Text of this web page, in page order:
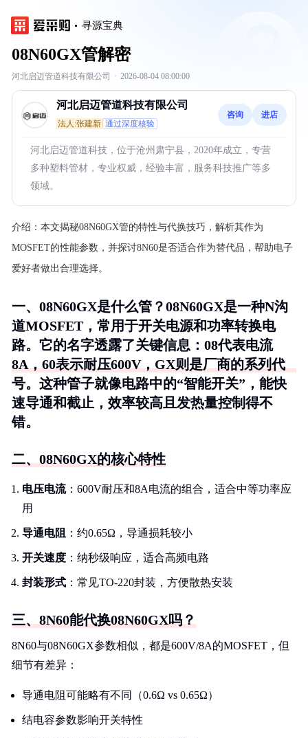
寻源宝典
08N60GX管解密
河北启迈管道科技有限公司 · 2026-08-04 08:00:00
河北启迈管道科技有限公司
法人:张建新 通过深度核验
咨询 进店
河北启迈管道科技，位于沧州肃宁县，2020年成立，专营
多种塑料管材，专业权威，经验丰富，服务科技推广等多
领域。
介绍： 本文揭秘08N60GX管的特性与代换技巧，解析其作为
MOSFET的性能参数，并探讨8N60是否适合作为替代品，帮助电子
爱好者做出合理选择。
一、08N60GX是什么管？08N60GX是一种N沟
道MOSFET，常用于开关电源和功率转换电
路。它的名字透露了关键信息：08代表电流
8A，60表示耐压600V，GX则是厂商的系列代
号。这种管子就像电路中的“智能开关”，能快
速导通和截止，效率较高且发热量控制得不
错。
二、08N60GX的核心特性
电压电流：600V耐压和8A电流的组合，适合中等功率应
用
导通电阻 ：约0.65Ω，导通损耗较小
开关速度 ：纳秒级响应，适合高频电路
封装形式 ：常见TO-220封装，方便散热安装
三、8N60能代换08N60GX吗？
8N60与08N60GX参数相似，都是600V/8A的MOSFET，但
细节有差异：
导通电阻可能略有不同（0.6Ω vs 0.65Ω）
结电容参数影响开关特性